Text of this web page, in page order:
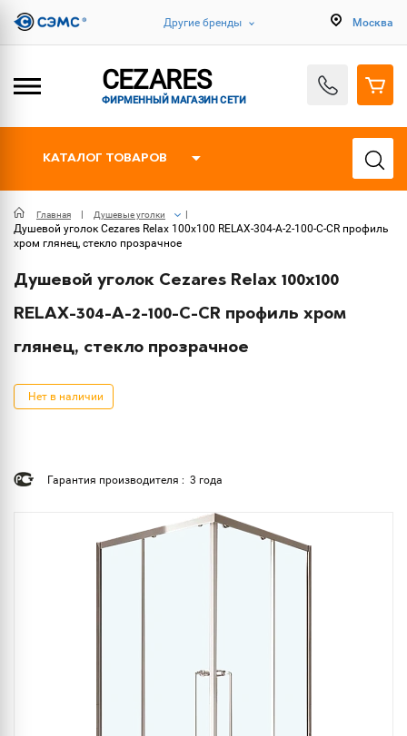
Другие бренды Москва
CEZARES
ФИРМЕННЫЙ МАГАЗИН СЕТИ
КАТАЛОГ ТОВАРОВ
Главная Душевые уголки
Душевой уголок Cezares Relax 100x100 RELAX-304-A-2-100-C-CR профиль
хром глянец, стекло прозрачное
Душевой уголок Cezares Relax 100x100
RELAX-304-A-2-100-C-CR профиль хром
глянец, стекло прозрачное
Нет в наличии
Гарантия производителя : 3 года